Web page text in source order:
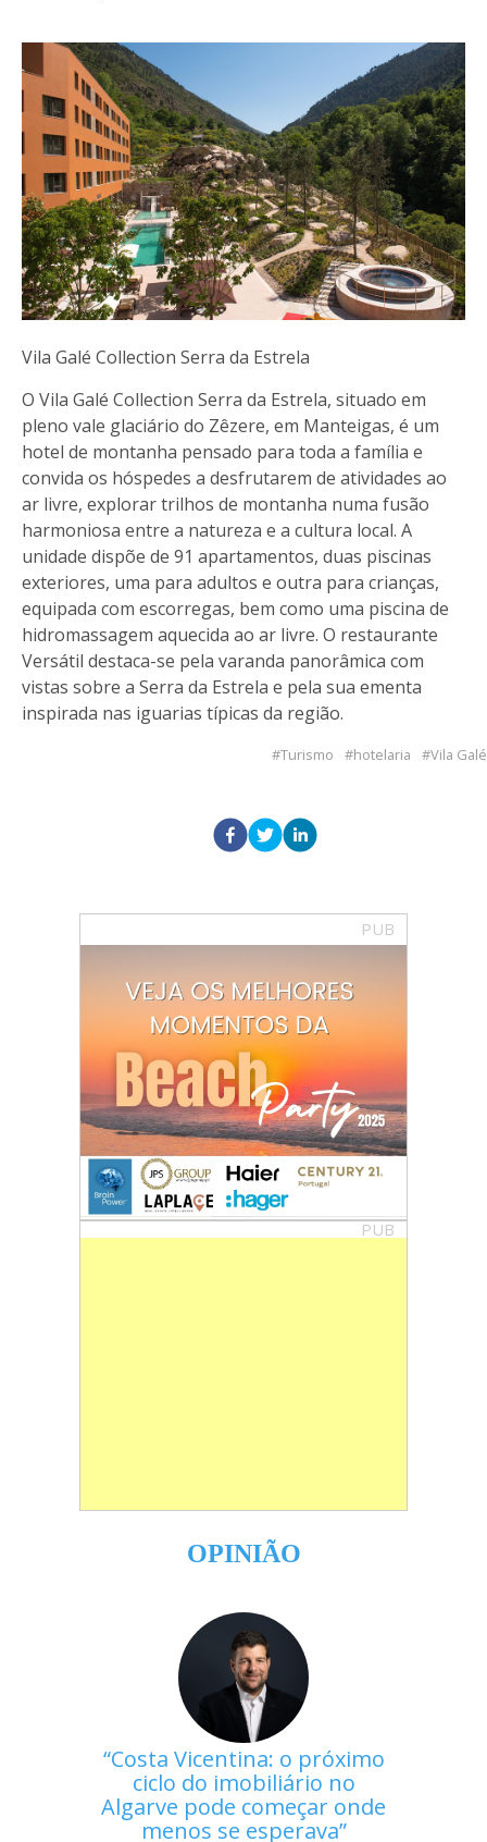
Vila Galé Collection Serra da Estrela
O Vila Galé Collection Serra da Estrela, situado em
pleno vale glaciário do Zêzere, em Manteigas, é um
hotel de montanha pensado para toda a família e
convida os hóspedes a desfrutarem de atividades ao
ar livre, explorar trilhos de montanha numa fusão
harmoniosa entre a natureza e a cultura local. A
unidade dispõe de 91 apartamentos, duas piscinas
exteriores, uma para adultos e outra para crianças,
equipada com escorregas, bem como uma piscina de
hidromassagem aquecida ao ar livre. O restaurante
Versátil destaca-se pela varanda panorâmica com
vistas sobre a Serra da Estrela e pela sua ementa
inspirada nas iguarias típicas da região.
Turismo hotelaria Vila Galé
PUB
PUB
OPINIÃO
Costa Vicentina: o próximo
ciclo do imobiliário no
Algarve pode começar onde
menos se esperava